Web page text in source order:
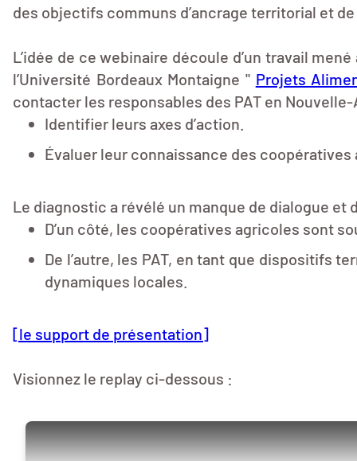
des objectifs communs d’ancrage territorial et
L’idée de ce webinaire découle d’un travail
l’Université Bordeaux Montaigne " Projets
contacter les responsables des PAT en
Identifier leurs axes d’action.
Évaluer leur connaissance des
Le diagnostic a révélé un manque de dialogue
D’un côté, les coopératives agricoles sont
De l’autre, les PAT, en tant que dispositifs
dynamiques locales.
[le support de présentation]
Visionnez le replay ci-dessous :